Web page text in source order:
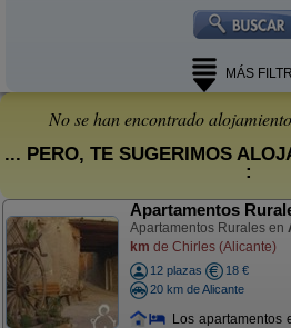
MÁS
No se han encontrado
... PERO, TE SUGERIMOS
:
Apartamentos
Apartamentos Rurales en
km de Chirles (Alicante)
12 plazas
18 €
20 km de Alicante
Los apartamentos